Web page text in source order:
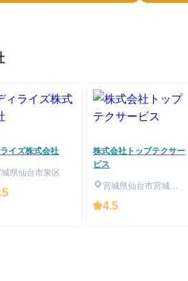
イズ株式会社
県仙台市泉区
株式会社トップテクサー
ビス
宮城県仙台市宮城野
4.5